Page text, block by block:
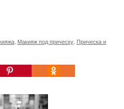
, Макияж под прическу, Прическа и